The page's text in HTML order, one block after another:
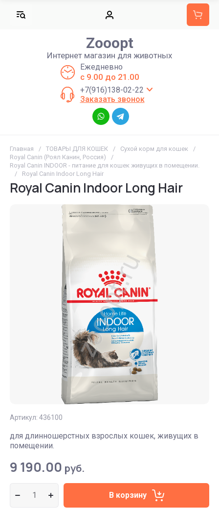
Zooopt
Интернет магазин для животных
Ежедневно
с 9.00 до 21.00
+7(916)138-02-22
Заказать звонок
Главная / ТОВАРЫ ДЛЯ КОШЕК / Сухой корм для кошек
/
Royal Canin (Роял Канин, Россия)
/
Royal Canin INDOOR - питание для кошек живущих в помещении.
/
Royal Canin Indoor Long Hair
Royal Canin Indoor Long Hair
Артикул: 436100
для длинношерстных взрослых кошек, живущих в
помещении.
9 190.00 руб.
В корзину